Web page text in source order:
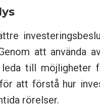
att använda
till möjligheter
att förstå hur
rörelser.